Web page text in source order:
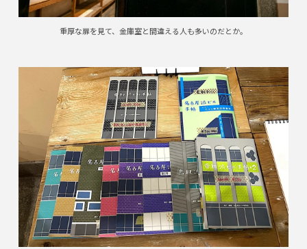
重厚な扉を見て、金庫室と間違える人も多いのだとか。